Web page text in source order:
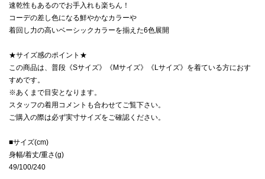
速乾性もあるのでお手入れも楽ちん！
コーデの差し色になる鮮やかなカラーや
着回し力の高いベーシックカラーを揃えた6色展開
★サイズ感のポイント★
この商品は、普段《Sサイズ》《Mサイズ》《Lサイズ》を着ている方におす
すめです。
※あくまで目安となります。
スタッフの着用コメントも合わせてご覧下さい。
ご購入の際は必ず実寸サイズをご確認ください。
■サイズ(cm)
身幅/着丈/重さ(g)
49/100/240